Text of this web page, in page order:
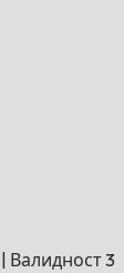
Валидност 3